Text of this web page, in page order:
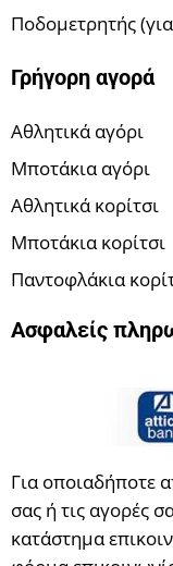
Ποδομετρητής
Γρήγορη αγορά
Αθλητικά αγόρι
Μποτάκια αγόρι
Αθλητικά κορίτσι
Μποτάκια κορίτσι
Παντοφλάκια
Ασφαλείς
Για οποιαδήποτε
σας ή τις αγορές
κατάστημα